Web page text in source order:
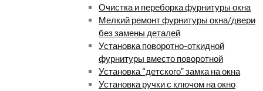
Очистка и переборка фурнитуры окна
Мелкий ремонт фурнитуры окна/двери
без замены деталей
Установка поворотно-откидной
фурнитуры вместо поворотной
Установка “детского” замка на окна
Установка ручки с ключом на окно